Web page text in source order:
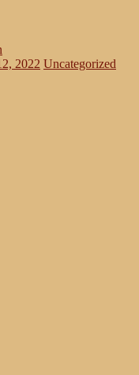
2022 Uncategorized